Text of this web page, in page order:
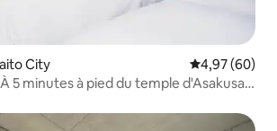
City Évaluation
4,97 (60)
5 minutes à pied du temple d'Asakusa,